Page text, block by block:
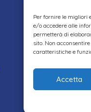
Per fornire le migliori
e/o accedere alle
permetterà di
sito. Non
caratteristiche e
Accetta